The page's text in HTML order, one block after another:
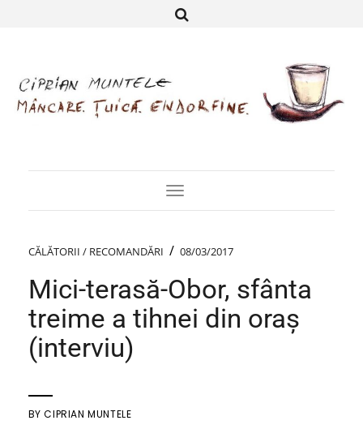
Toggle
Navigation
CĂLĂTORII / RECOMANDĂRI / 08/03/2017
Mici-terasă-Obor, sfânta
treime a tihnei din oraș
(interviu)
BYCIPRIAN MUNTELE